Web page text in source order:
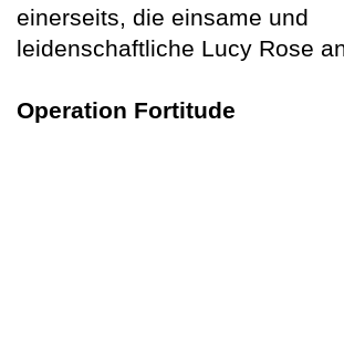
einerseits, die einsame und
leidenschaftliche Lucy Rose
Operation Fortitude